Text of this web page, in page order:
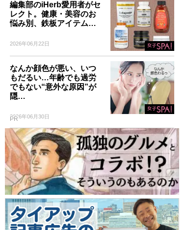
編集部のiHerb愛用者がセ
レクト。健康・美容のお
悩み別、鉄板アイテム…
2026年06月22日
なんか顔色が悪い、いつ
もだるい…年齢でも過労
でもない“意外な原因”が
隠…
2026年06月30日
PR